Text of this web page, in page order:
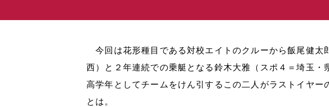
今回は花形種目である対校エイトのクルーから飯尾健太
西）と２年連続での乗艇となる鈴木大雅（スポ４＝埼玉・
高学年としてチームをけん引するこの二人がラストイヤー
とは。